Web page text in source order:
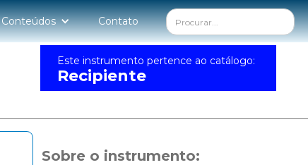
Conteúdos Contato
Este instrumento pertence ao catálogo:
Recipiente
Sobre o instrumento: